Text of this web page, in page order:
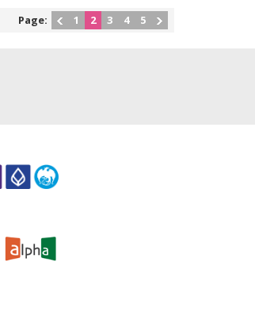
Page: 1 2 3 4 5